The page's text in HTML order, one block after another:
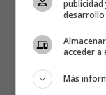
desarrollo
acceder a
Más